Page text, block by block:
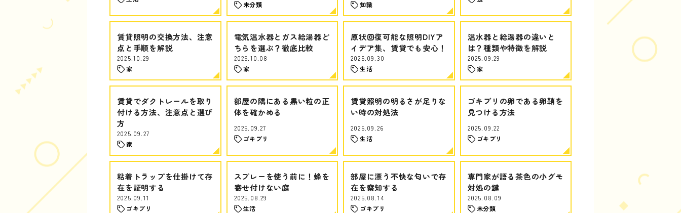
未分類
知識
賃貸照明の交換方法、注意
点と手順を解説
2025.10.29
家
電気温水器とガス給湯器ど
ちらを選ぶ？徹底比較
2025.10.08
家
原状回復可能な照明DIYア
イデア集、賃貸でも安心！
2025.09.30
生活
温水器と給湯器の違いと
は？種類や特徴を解説
2025.09.29
家
賃貸でダクトレールを取り
付ける方法、注意点と選び
方
2025.09.27
家
部屋の隅にある黒い粒の正
体を確かめる
2025.09.27
ゴキブリ
賃貸照明の明るさが足りな
い時の対処法
2025.09.26
生活
ゴキブリの卵である卵鞘を
見つける方法
2025.09.22
ゴキブリ
粘着トラップを仕掛けて存
在を証明する
2025.09.11
ゴキブリ
スプレーを使う前に！蜂を
寄せ付けない庭
2025.08.29
生活
部屋に漂う不快な匂いで存
在を察知する
2025.08.14
ゴキブリ
専門家が語る茶色の小グモ
対処の鍵
2025.08.09
未分類